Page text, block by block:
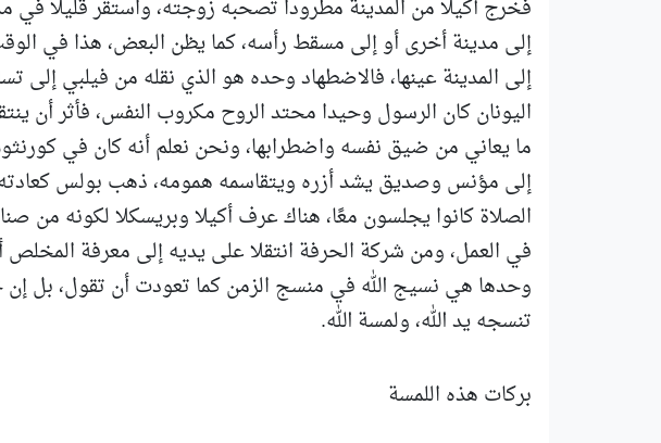
فخرج أكيلا من المدينة مطرودا تصحبه زوجته، واستقر قليلاً في
إلى مدينة أخرى أو إلى مسقط رأسه، كما يظن البعض، هذا في
إلى المدينة عينها، فالاضطهاد وحده هو الذي نقله من فيلبي إلى
اليونان كان الرسول وحيدا محتد الروح مكروب النفس، فأثر أن
ما يعاني من ضيق نفسه واضطرابها، ونحن نعلم أنه كان في
إلى مؤنس وصديق يشد أزره ويتقاسمه همومه، ذهب بولس
الصلاة كانوا يجلسون معًا، هناك عرف أكيلا وبريسكلا لكونه من
في العمل، ومن شركة الحرفة انتقلا على يديه إلى معرفة المخلص
وحدها هي نسيج الله في منسج الزمن كما تعودت أن تقول، بل إن
تنسجه يد الله، ولمسة الله.
بركات هذه اللمسة